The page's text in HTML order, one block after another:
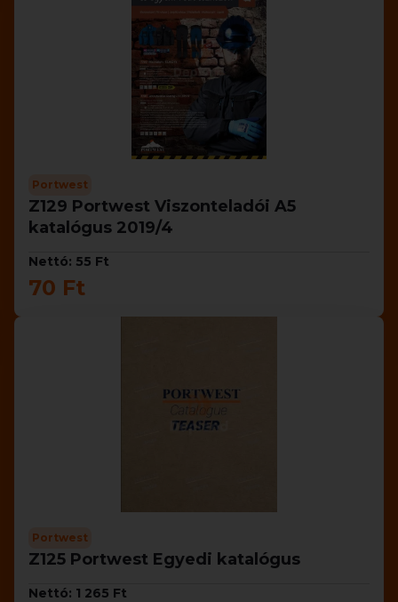
Portwest
Z129 Portwest Viszonteladói A5
katalógus 2019/4
Nettó: 55 Ft
70 Ft
Portwest
Z125 Portwest Egyedi katalógus
Nettó: 1 265 Ft